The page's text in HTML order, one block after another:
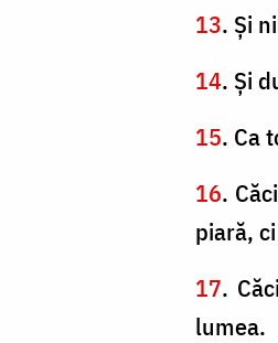
13. Şi
14. Şi
15. Ca
16.
piară,
17.
lumea.